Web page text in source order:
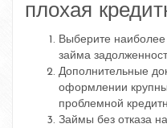
плохая
Выберите
займа
Дополнительные
оформлении
проблемной
Займы без отказа